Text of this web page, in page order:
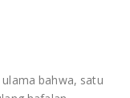
bahwa, satu